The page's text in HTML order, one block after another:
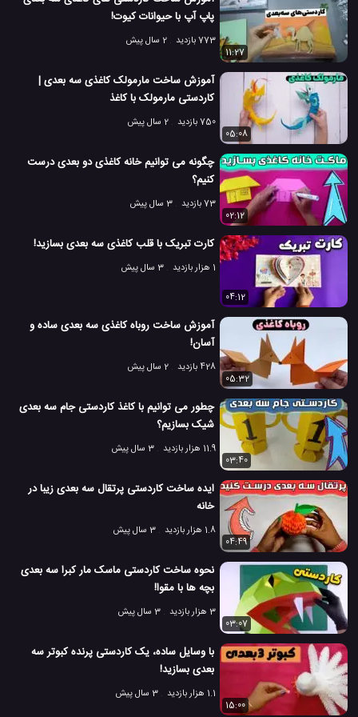
پاپ آپ با حیوانات کیوت!
773 بازدید
2 سال پیش
11:27
آموزش ساخت مارمولک کاغذی سه بعدی |
کاردستی مارمولک با کاغذ
750 بازدید
2 سال پیش
05:08
چگونه می توانیم خانه کاغذی دو بعدی درست
کنیم؟
73 بازدید
3 سال پیش
02:12
کارت تبریک با قلب کاغذی سه بعدی بسازید!
1 هزار بازدید 3 سال پیش
04:12
آموزش ساخت روباه کاغذی سه بعدی ساده و
آسان!
428 بازدید
2 سال پیش
05:32
چطور می توانیم با کاغذ کاردستی جام سه بعدی
شیک بسازیم؟
11.9 هزار بازدید
3 سال پیش
03:40
ایده ساخت کاردستی پرتقال سه بعدی زیبا در
خانه
1.8 هزار بازدید
3 سال پیش
04:49
نحوه ساخت کاردستی ماسک مار کبرا سه بعدی
بچه ها با مقوا!
3 هزار بازدید
3 سال پیش
03:07
با وسایل ساده، یک کاردستی پرنده کبوتر سه
بعدی بسازید!
1.1 هزار بازدید
3 سال پیش
15:00